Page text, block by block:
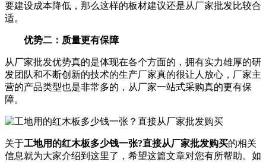
要建设成本降低，那么这样的板材建议还是从厂家批发比较合
适。
优势二：质量更有保障
从厂家批发优势真的是体现在各个方面的，拥有实力雄厚的研
发团队和不断创新的技术的生产厂家真的很让人放心，厂家主
营的产品类型也是非常多的，从厂家一站式采购真的更有保
障。
关于工地用的红木板多少钱一张?直接从厂家批发购买的相关
信息就为大家介绍到这里了，希望这篇文章对您有所帮助。如